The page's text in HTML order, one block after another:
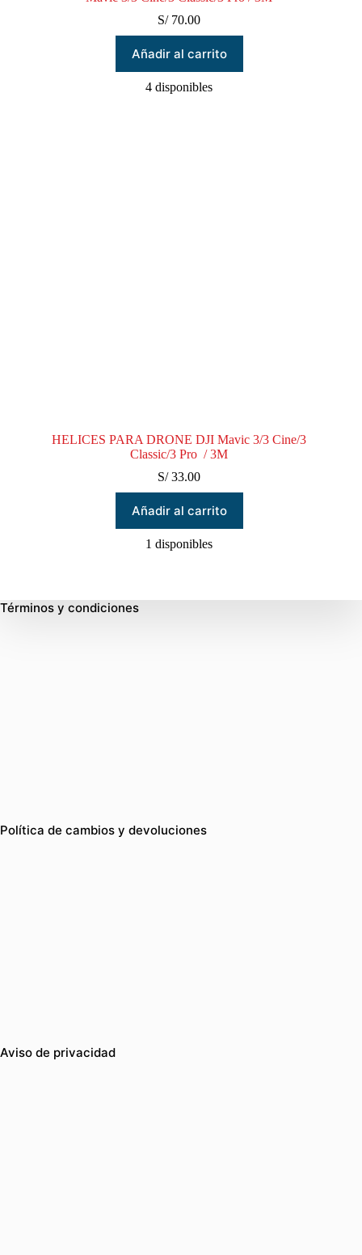
S/70.00
Añadir al carrito
4 disponibles
HELICES PARA DRONE DJI Mavic 3/3 Cine/3
Classic/3 Pro / 3M
S/33.00
Añadir al carrito
1 disponibles
Términos y condiciones
Política de cambios y devoluciones
Aviso de privacidad